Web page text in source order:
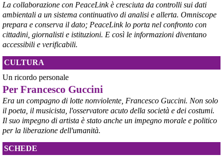
@peacelink - 6/8/2026 21:50
corriereditaranto.it/2026/08/0
Aprendo i lavori, il ministro Urso ha sottolineato come il Governo
debba necessariamente prendere atto della decisione della Corte
d’Appello di Milano, ricordando che il provvedimento è già stato
inserito nella data room della procedura di vendita. “Alla luce del
nuovo scenario – ha spiegato – Jindal ha presentato una proposta
aggiornata sull’intero perimetro aziendale che tiene conto della
chiusura dell’area a caldo e che i commissari stanno valutando”.
#ILVA #Taranto
La collaborazione con PeaceLink è cresciuta da controlli sui dati
ambientali a un sistema continuativo di analisi e allerta. Omniscope
prepara e conserva il dato; PeaceLink lo porta nel confronto con
cittadini, giornalisti e istituzioni. E così le informazioni diventano
accessibili e verificabili.
CULTURA
Un ricordo personale
Per Francesco Guccini
Era un compagno di lotte nonviolente, Francesco Guccini. Non solo
il poeta, il musicista, l'osservatore acuto della società e dei costumi.
Il suo impegno di artista è stato anche un impegno morale e politico
per la liberazione dell'umanità.
SCHEDE